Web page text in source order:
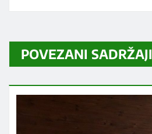
POVEZANI SADRŽAJI